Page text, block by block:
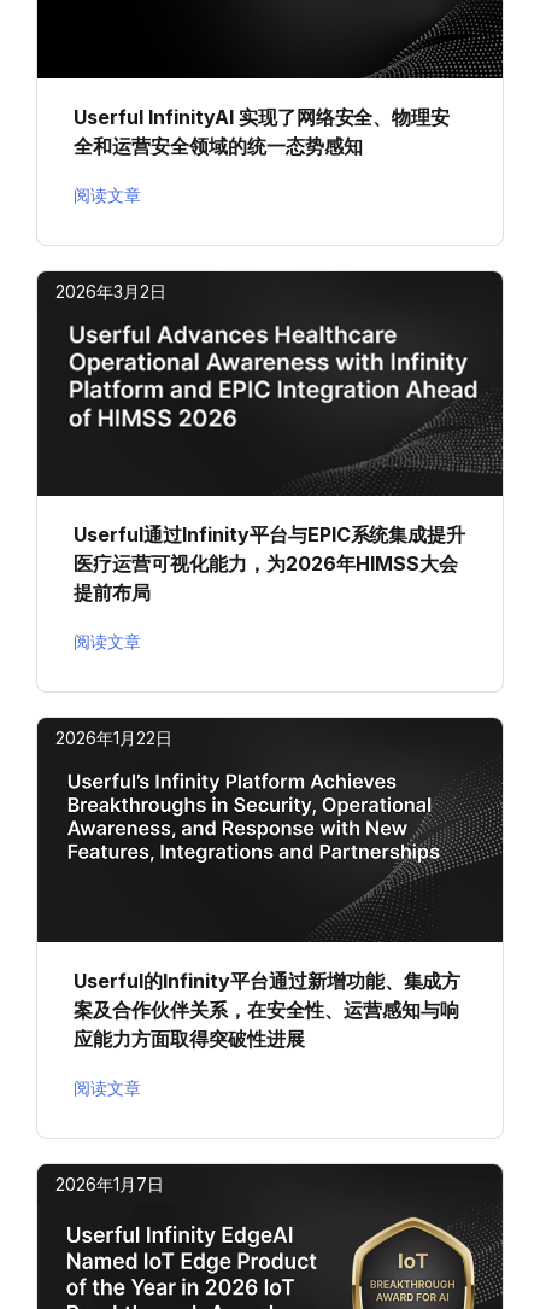
Userful InfinityAI 实现了网络安全、物理安
全和运营安全领域的统一态势感知
阅读文章
2026年3月2日
Userful通过Infinity平台与EPIC系统集成提升
医疗运营可视化能力，为2026年HIMSS大会
提前布局
阅读文章
2026年1月22日
Userful的Infinity平台通过新增功能、集成方
案及合作伙伴关系，在安全性、运营感知与响
应能力方面取得突破性进展
阅读文章
2026年1月7日